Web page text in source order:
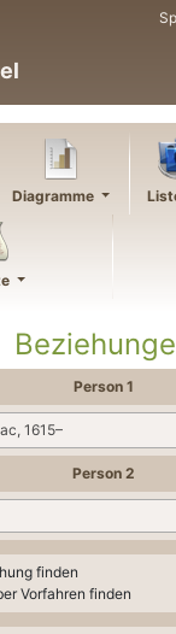
Diagramme
Person 1
1615–
Person 2
finden
Vorfahren finden